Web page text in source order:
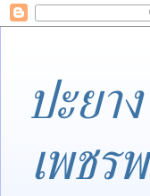
ปะยา
เพชร